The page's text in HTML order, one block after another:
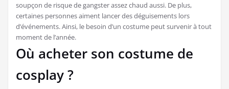
soupçon de risque de gangster assez chaud aussi. De plus,
certaines personnes aiment lancer des déguisements lors
d’événements. Ainsi, le besoin d’un costume peut survenir à tout
moment de l’année.
Où acheter son costume de
cosplay ?